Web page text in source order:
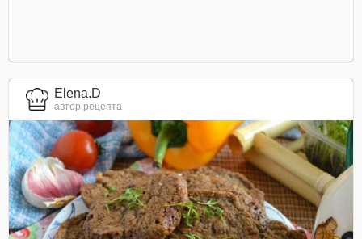
Elena.D
автор рецепта